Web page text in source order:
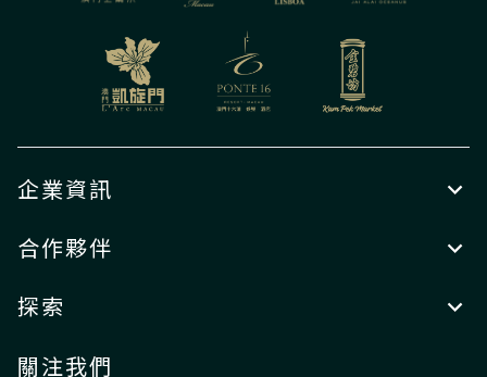
企業資訊
合作夥伴
探索
關注我們